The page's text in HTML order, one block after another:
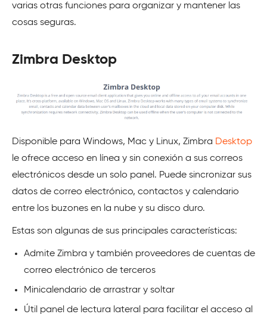
varias otras funciones para organizar y mantener las
cosas seguras.
Zimbra Desktop
Disponible para Windows, Mac y Linux, Zimbra Desktop
le ofrece acceso en línea y sin conexión a sus correos
electrónicos desde un solo panel. Puede sincronizar sus
datos de correo electrónico, contactos y calendario
entre los buzones en la nube y su disco duro.
Estas son algunas de sus principales características:
Admite Zimbra y también proveedores de cuentas de
correo electrónico de terceros
Minicalendario de arrastrar y soltar
Útil panel de lectura lateral para facilitar el acceso al